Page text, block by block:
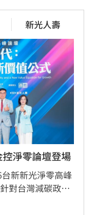
新光人壽
淨零論壇登場
新新光淨零高峰
對台灣減碳政
進行深度對話。